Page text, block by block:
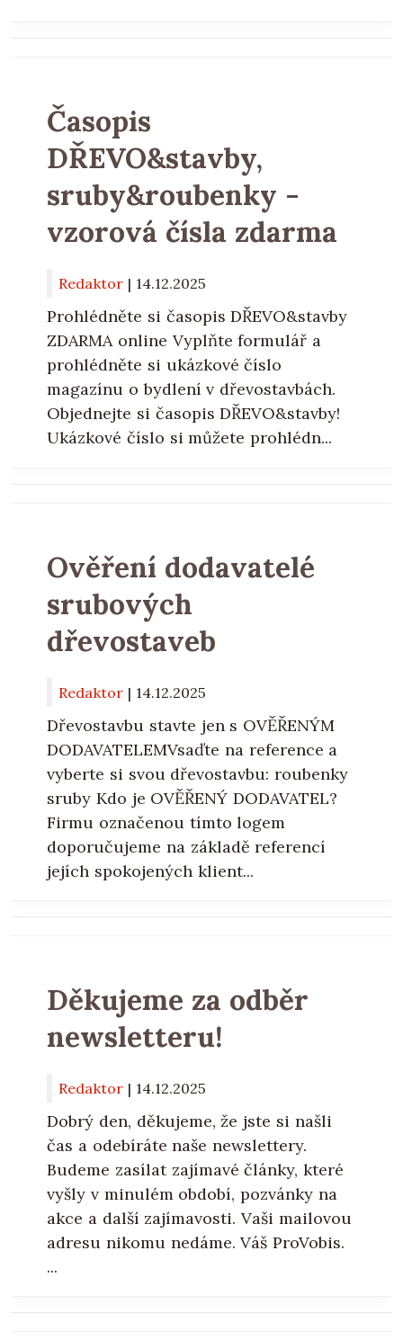
Časopis
DŘEVO&stavby,
sruby&roubenky -
vzorová čísla zdarma
Redaktor | 14.12.2025
Prohlédněte si časopis DŘEVO&stavby
ZDARMA online Vyplňte formulář a
prohlédněte si ukázkové číslo
magazínu o bydlení v dřevostavbách.
Objednejte si časopis DŘEVO&stavby!
Ukázkové číslo si můžete prohlédn...
Ověření dodavatelé
srubových
dřevostaveb
Redaktor | 14.12.2025
Dřevostavbu stavte jen s OVĚŘENÝM
DODAVATELEMVsaďte na reference a
vyberte si svou dřevostavbu: roubenky
sruby Kdo je OVĚŘENÝ DODAVATEL?
Firmu označenou tímto logem
doporučujeme na základě referencí
jejích spokojených klient...
Děkujeme za odběr
newsletteru!
Redaktor | 14.12.2025
Dobrý den, děkujeme, že jste si našli
čas a odebíráte naše newslettery.
Budeme zasílat zajímavé články, které
vyšly v minulém období, pozvánky na
akce a další zajímavosti. Vaši mailovou
adresu nikomu nedáme. Váš ProVobis.
...